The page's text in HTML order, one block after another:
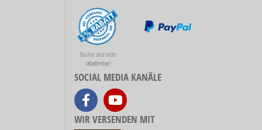
Bücher sind nicht
rabattierbar!
SOCIAL MEDIA KANÄLE
WIR VERSENDEN MIT